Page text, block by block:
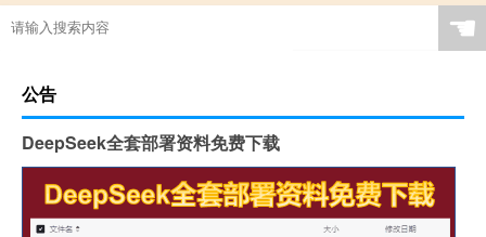
☚
公告
DeepSeek全套部署资料免费下载